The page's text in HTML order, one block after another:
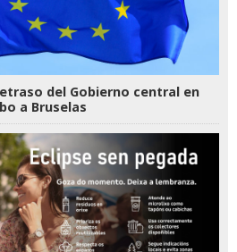
del Gobierno central en
a Bruselas